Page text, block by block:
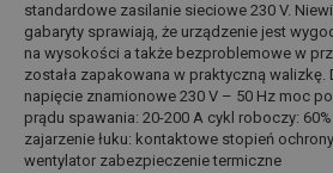
standardowe zasilanie sieciowe 230 V.
gabaryty sprawiają, że urządzenie jest
na wysokości a także bezproblemowe w
została zapakowana w praktyczną walizkę.
napięcie znamionowe 230 V – 50 Hz moc
prądu spawania: 20-200 A cykl roboczy:
zajarzenie łuku: kontaktowe stopień
wentylator zabezpieczenie termiczne